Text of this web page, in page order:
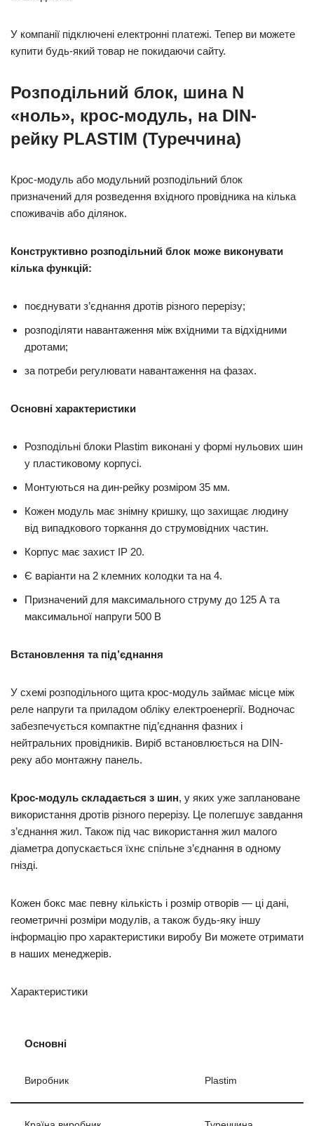
У компанії підключені електронні платежі. Тепер ви можете
купити будь-який товар не покидаючи сайту.
Розподільний блок, шина N
«ноль», крос-модуль, на DIN-
рейку PLASTIM (Туреччина)
Крос-модуль або модульний розподільний блок
призначений для розведення вхідного провідника на кілька
споживачів або ділянок.
Конструктивно розподільний блок може виконувати
кілька функцій:
поєднувати з’єднання дротів різного перерізу;
розподіляти навантаження між вхідними та відхідними
дротами;
за потреби регулювати навантаження на фазах.
Основні характеристики
Розподільні блоки Plastim виконані у формі нульових шин
у пластиковому корпусі.
Монтуються на дин-рейку розміром 35 мм.
Кожен модуль має знімну кришку, що захищає людину
від випадкового торкання до струмовідних частин.
Корпус має захист IP 20.
Є варіанти на 2 клемних колодки та на 4.
Призначений для максимального струму до 125 А та
максимальної напруги 500 В
Встановлення та під’єднання
У схемі розподільного щита крос-модуль займає місце між
реле напруги та приладом обліку електроенергії. Водночас
забезпечується компактне під’єднання фазних і
нейтральних провідників. Виріб встановлюється на DIN-
реку або монтажну панель.
Крос-модуль складається з шин, у яких уже заплановане
використання дротів різного перерізу. Це полегшує завдання
з’єднання жил. Також під час використання жил малого
діаметра допускається їхнє спільне з’єднання в одному
гнізді.
Кожен бокс має певну кількість і розмір отворів — ці дані,
геометричні розміри модулів, а також будь-яку іншу
інформацію про характеристики виробу Ви можете отримати
в наших менеджерів.
Характеристики
Основні
Виробник Plastim